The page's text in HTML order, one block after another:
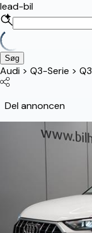
lead-bil
Søg
Audi > Q3-Serie > Q3
Del annoncen